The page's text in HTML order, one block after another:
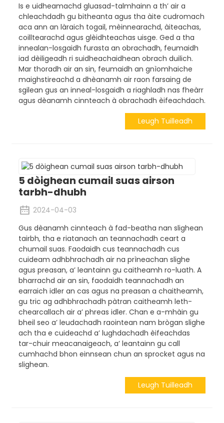
Is e uidheamachd gluasad-talmhainn a th’ air a
chleachdadh gu bitheanta agus tha àite cudromach
aca ann an làraich togail, mèinnearachd, àiteachas,
coilltearachd agus glèidhteachas uisge. Ged a tha
innealan-losgaidh furasta an obrachadh, feumaidh
iad dèiligeadh ri suidheachaidhean obrach duilich.
Mar thoradh air an sin, feumaidh an gnìomhaiche
maighstireachd a dhèanamh air raon farsaing de
sgilean gus an inneal-losgaidh a riaghladh nas fheàrr
agus dèanamh cinnteach à obrachadh èifeachdach.
Leugh Tuilleadh
5 dòighean cumail suas airson
tarbh-dhubh
2024-04-03
Gus dèanamh cinnteach à fad-beatha nan slighean
tairbh, tha e riatanach an teannachadh ceart a
chumail suas. Faodaidh cus teannachadh cus
cuideam adhbhrachadh air na prìneachan slighe
agus preasan, a’ leantainn gu caitheamh ro-luath. A
bharrachd air an sin, faodaidh teannachadh an
earraich idler an cas agus na preasan a chaitheamh,
gu tric ag adhbhrachadh pàtran caitheamh leth-
chearcallach air a’ phreas idler. Chan e a-mhàin gu
bheil seo a’ leudachadh raointean nam brògan slighe
ach tha e cuideachd a’ lughdachadh èifeachdas
tar-chuir meacanaigeach, a’ leantainn gu call
cumhachd bhon einnsean chun an sprocket agus na
slighean.
Leugh Tuilleadh